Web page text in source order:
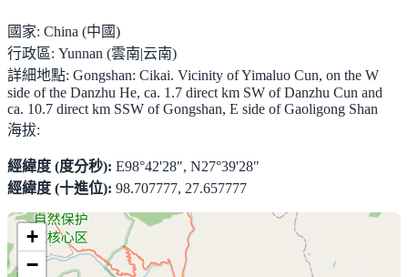
國家: China (中國)
行政區: Yunnan (雲南|云南)
詳細地點: Gongshan: Cikai. Vicinity of Yimaluo Cun, on the W
side of the Danzhu He, ca. 1.7 direct km SW of Danzhu Cun and
ca. 10.7 direct km SSW of Gongshan, E side of Gaoligong Shan
海拔:
經緯度 (度分秒): E98°42'28", N27°39'28"
經緯度 (十進位): 98.707777, 27.657777
+
−